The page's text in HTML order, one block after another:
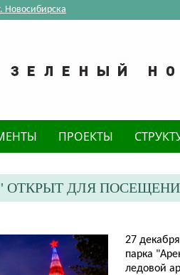
Новосибирска
ПРОЕКТЫ
ОТКРЫТ ДЛЯ
​27
парка
ледовой